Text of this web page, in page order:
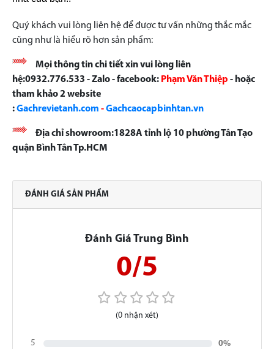
Quý khách vui lòng liên hệ để được tư vấn những thắc mắc
cũng như là hiểu rõ hơn sản phẩm:
Mọi thông tin chi tiết xin vui lòng liên
hệ:0932.776.533 - Zalo - facebook: Phạm Văn Thiệp - hoặc
tham khảo 2 website
:Gachrevietanh.com -Gachcaocapbinhtan.vn
Địa chỉ showroom:1828A tỉnh lộ 10 phường Tân Tạo
quận Bình Tân Tp.HCM
ĐÁNH GIÁ SẢN PHẨM
Đánh Giá Trung Bình
0/5
(0 nhận xét)
5
0%